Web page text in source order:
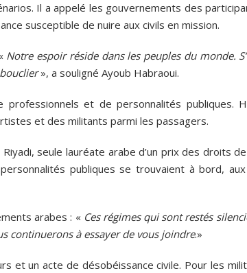
Il a appelé les gouvernements des
susceptible de nuire aux civils en mission.
Notre espoir réside dans les peuples du monde.
», a souligné Ayoub Habraoui.
et de personnalités publiques.
et des militants parmi les passagers.
seule lauréate arabe d’un prix des droits de
publiques se trouvaient à bord,
arabes : «Ces régimes qui sont restés
continuerons à essayer de vous joindre.»
et un acte de désobéissance civile. Pour les